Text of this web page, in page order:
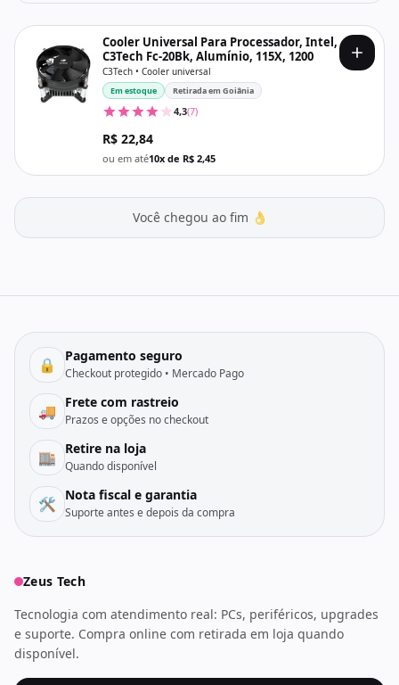
Cooler Universal Para Processador, Intel,
C3Tech Fc-20Bk, Alumínio, 115X, 1200
C3Tech • Cooler universal
Em estoque Retirada em Goiânia
4,3(7)
R$ 22,84
ou em até10x de R$ 2,45
Você chegou ao fim 👌
🔒 Pagamento seguro
Checkout protegido • Mercado Pago
🚚 Frete com rastreio
Prazos e opções no checkout
🏬 Retire na loja
Quando disponível
🛠️ Nota fiscal e garantia
Suporte antes e depois da compra
Zeus Tech
Tecnologia com atendimento real: PCs, periféricos, upgrades
e suporte. Compra online com retirada em loja quando
disponível.